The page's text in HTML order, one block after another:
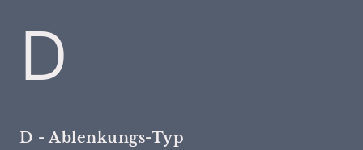
D
D - Ablenkungs-Typ